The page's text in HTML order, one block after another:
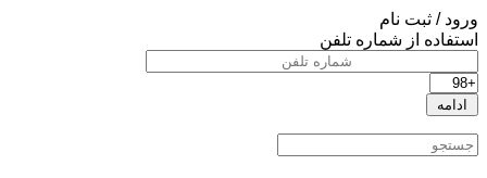
ورود / ثبت نام
استفاده از شماره تلفن
ادامه